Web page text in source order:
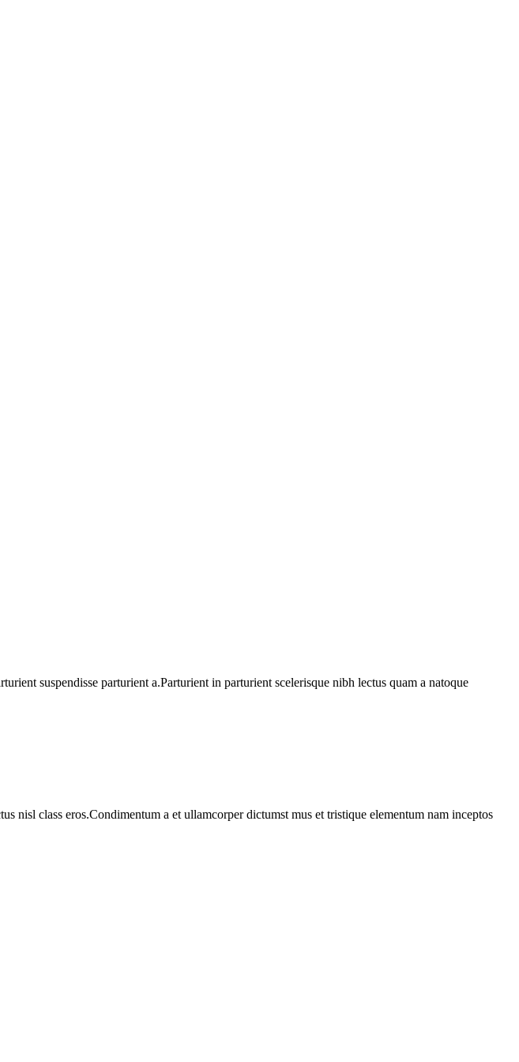
suspendisse parturient a.Parturient in parturient scelerisque nibh lectus quam a natoque
nisl class eros.Condimentum a et ullamcorper dictumst mus et tristique elementum nam inceptos